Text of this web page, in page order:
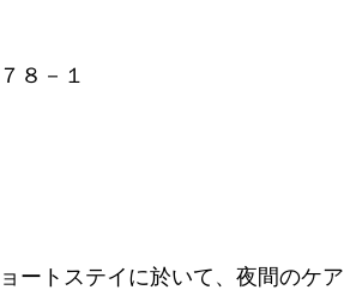
８－１
ートステイに於いて、夜間のケア